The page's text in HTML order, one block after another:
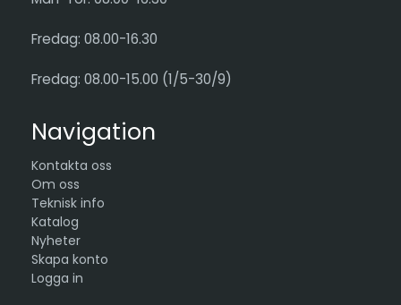
Fredag: 08.00-16.30
Fredag: 08.00-15.00 (1/5-30/9)
Navigation
Kontakta oss
Om oss
Teknisk info
Katalog
Nyheter
Skapa konto
Logga in